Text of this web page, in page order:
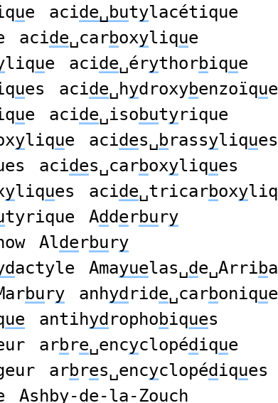
ue acide␣butylacétique
acide␣carboxylique
lique acide␣érythorbique
ues acide␣hydroxybenzoïque
ue acide␣isobutyrique
ylique acides␣brassyliques
acides␣carboxyliques
yliques acide␣tricarboxyliq
tyrique Adderbury
Alderbury
actyle Amayuelas␣de␣Arriba
bury anhyd ride␣carbonique
ue antihyd rophobiques
arbre␣encyclopéd ique
arbres␣encyclopéd iques
Ashby-de-la-Zouch